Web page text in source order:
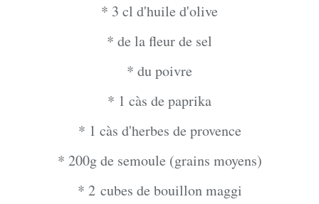
* 3 cl d'huile d'olive
* de la fleur de sel
* du poivre
* 1 càs de paprika
* 1 càs d'herbes de provence
* 200g de semoule (grains moyens)
* 2 cubes de bouillon maggi